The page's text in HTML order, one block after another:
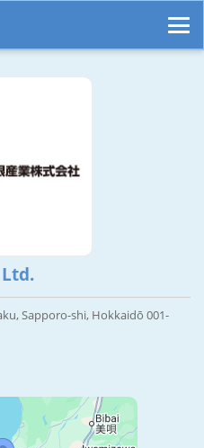
Sapporo-shi, Hokkaidō 001-